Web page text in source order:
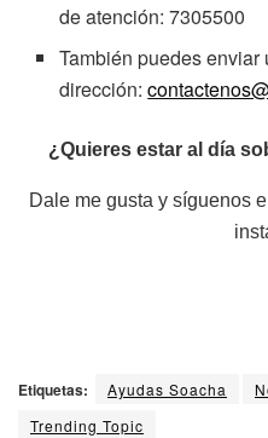
de atención: 7305500
También puedes
dirección:
¿Quieres estar al día
Dale me gusta y síguenos
Etiquetas: Ayudas Soacha
Trending Topic